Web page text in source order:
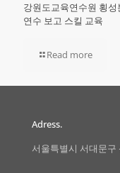
강원도교육연수원 횡
연수 보고 스킬 교육
Read more
Adress.
서울특별시 서대문구